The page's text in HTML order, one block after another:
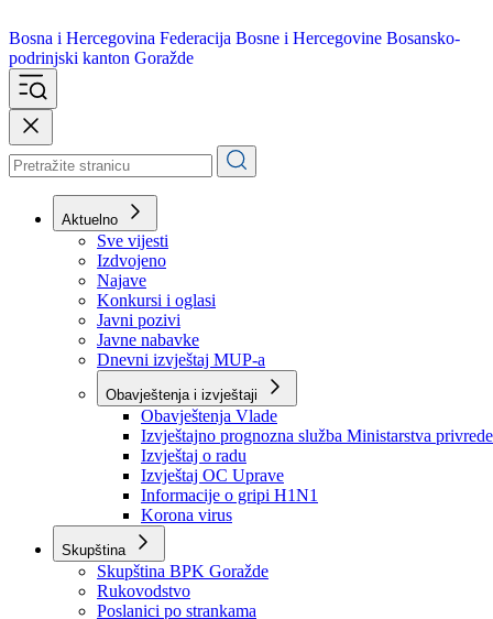
Bosna i Hercegovina
podrinjski kanton Goražde
Aktuelno
Sve vijesti
Izdvojeno
Najave
Konkursi i oglasi
Javni pozivi
Javne nabavke
Dnevni izvještaj MUP-a
Obavještenja i izvještaji
Obavještenja Vlade
Izvještajno prognozna služba Ministarstva privrede
Izvještaj o radu
Izvještaj OC Uprave
Informacije o gripi H1N1
Korona virus
Skupština